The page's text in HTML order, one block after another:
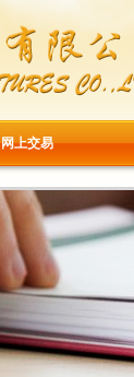
网上交易